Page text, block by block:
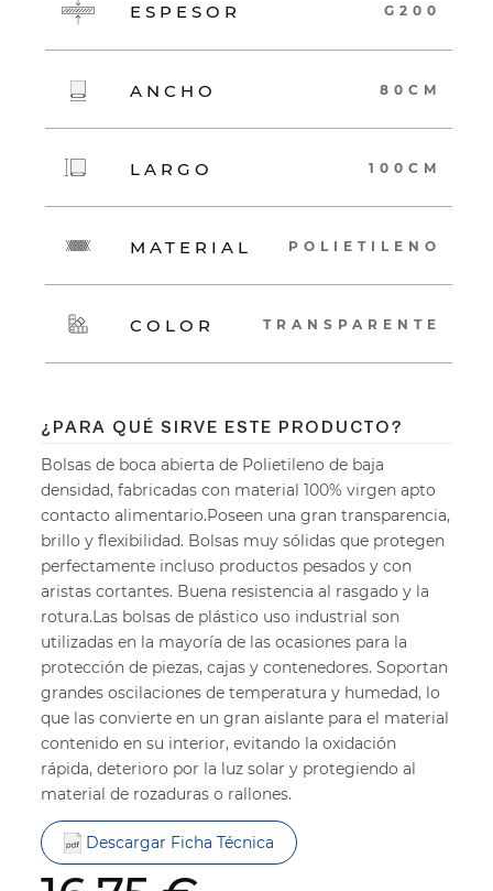
ESPESOR G200
ANCHO 80CM
LARGO 100CM
MATERIAL POLIETILENO
COLOR TRANSPARENTE
¿PARA QUÉ SIRVE ESTE PRODUCTO?
Bolsas de boca abierta de Polietileno de baja
densidad, fabricadas con material 100% virgen apto
contacto alimentario.Poseen una gran transparencia,
brillo y flexibilidad. Bolsas muy sólidas que protegen
perfectamente incluso productos pesados y con
aristas cortantes. Buena resistencia al rasgado y la
rotura.Las bolsas de plástico uso industrial son
utilizadas en la mayoría de las ocasiones para la
protección de piezas, cajas y contenedores. Soportan
grandes oscilaciones de temperatura y humedad, lo
que las convierte en un gran aislante para el material
contenido en su interior, evitando la oxidación
rápida, deterioro por la luz solar y protegiendo al
material de rozaduras o rallones.
Descargar Ficha Técnica